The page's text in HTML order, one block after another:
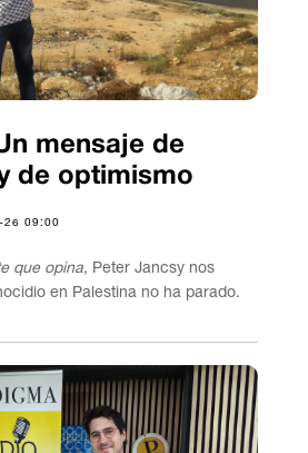
mensaje de
de optimismo
26 09:00
que opina, Peter Jancsy nos
en Palestina no ha parado.